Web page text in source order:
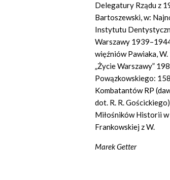
Delegatury Rządu z
Bartoszewski, w:
Instytutu
Warszawy
więźniów Pawiaka,
„Życie Warszawy”
Powązkowskiego:
Kombatantów RP
dot. R. R.
Miłośników Historii w
Frankowskiej z W.
MarekGetter